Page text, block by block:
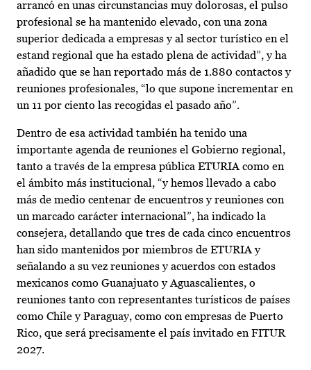
arrancó en unas circunstancias muy dolorosas, el pulso
profesional se ha mantenido elevado, con una zona
superior dedicada a empresas y al sector turístico en el
estand regional que ha estado plena de actividad”, y ha
añadido que se han reportado más de 1.880 contactos y
reuniones profesionales, “lo que supone incrementar en
un 11 por ciento las recogidas el pasado año”.
Dentro de esa actividad también ha tenido una
importante agenda de reuniones el Gobierno regional,
tanto a través de la empresa pública ETURIA como en
el ámbito más institucional, “y hemos llevado a cabo
más de medio centenar de encuentros y reuniones con
un marcado carácter internacional”, ha indicado la
consejera, detallando que tres de cada cinco encuentros
han sido mantenidos por miembros de ETURIA y
señalando a su vez reuniones y acuerdos con estados
mexicanos como Guanajuato y Aguascalientes, o
reuniones tanto con representantes turísticos de países
como Chile y Paraguay, como con empresas de Puerto
Rico, que será precisamente el país invitado en FITUR
2027.